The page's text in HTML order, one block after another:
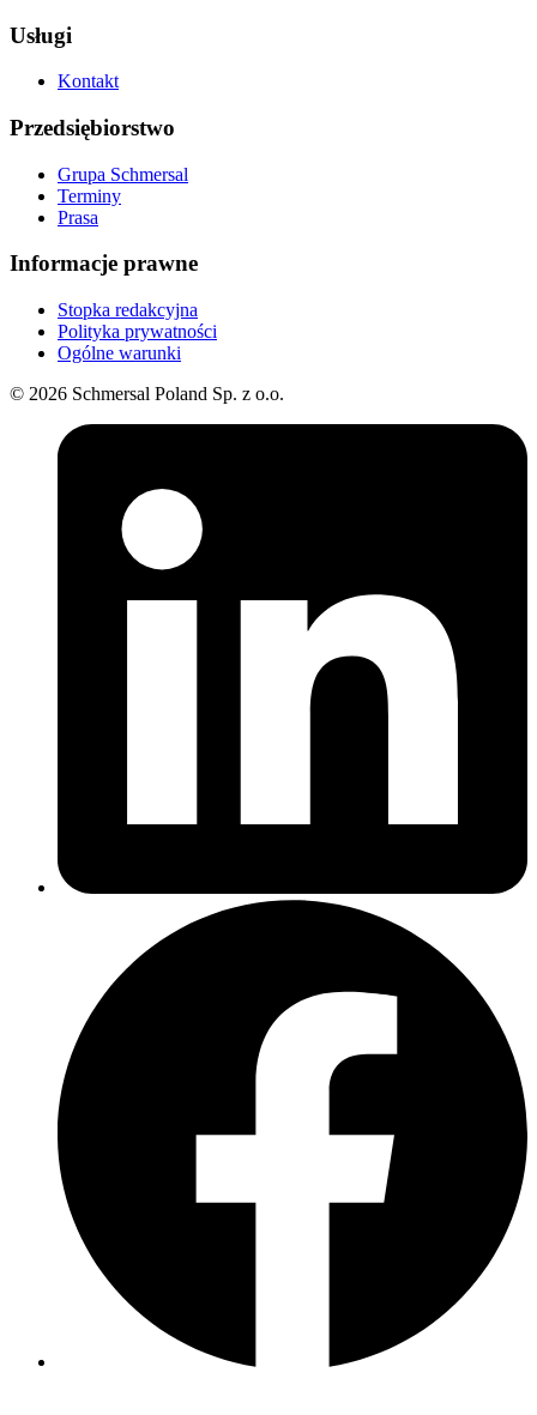
Usługi
Kontakt
Przedsiębiorstwo
Grupa Schmersal
Terminy
Prasa
Informacje prawne
Stopka redakcyjna
Polityka prywatności
Ogólne warunki
© 2026 Schmersal Poland Sp. z o.o.